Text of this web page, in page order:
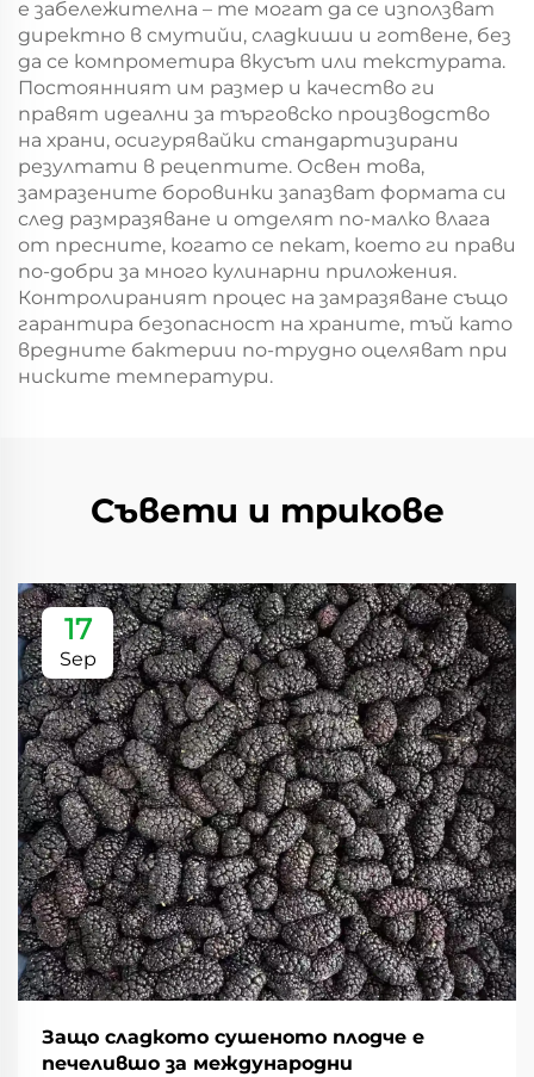
е забележителна – те могат да се използват
директно в смутийи, сладкиши и готвене, без
да се компрометира вкусът или текстурата.
Постоянният им размер и качество ги
правят идеални за търговско производство
на храни, осигурявайки стандартизирани
резултати в рецептите. Освен това,
замразените боровинки запазват формата си
след размразяване и отделят по-малко влага
от пресните, когато се пекат, което ги прави
по-добри за много кулинарни приложения.
Контролираният процес на замразяване също
гарантира безопасност на храните, тъй като
вредните бактерии по-трудно оцеляват при
ниските температури.
Съвети и трикове
17
Sep
Защо сладкото сушеното плодче е
печелившо за международни